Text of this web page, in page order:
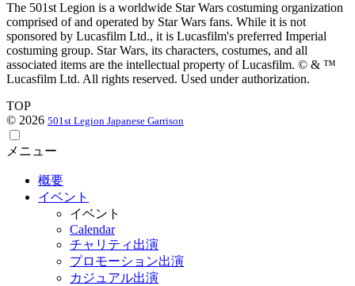
The 501st Legion is a worldwide Star Wars costuming organization
comprised of and operated by Star Wars fans. While it is not
sponsored by Lucasfilm Ltd., it is Lucasfilm's preferred Imperial
costuming group. Star Wars, its characters, costumes, and all
associated items are the intellectual property of Lucasfilm. © & ™
Lucasfilm Ltd. All rights reserved. Used under authorization.
TOP
© 2026 501st Legion Japanese Garrison
メニュー
概要
イベント
イベント
Calendar
チャリティ出演
プロモーション出演
カジュアル出演